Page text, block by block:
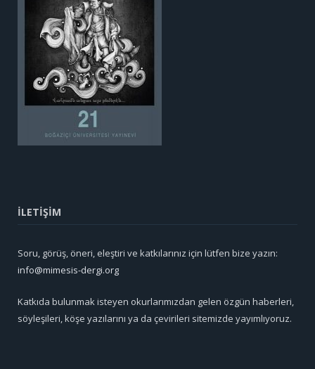
İLETİŞİM
Soru, görüş, öneri, eleştiri ve katkılarınız için lütfen bize yazın:
info@mimesis-dergi.org
Katkıda bulunmak isteyen okurlarımızdan gelen özgün haberleri,
söyleşileri, köşe yazılarını ya da çevirileri sitemizde yayımlıyoruz.